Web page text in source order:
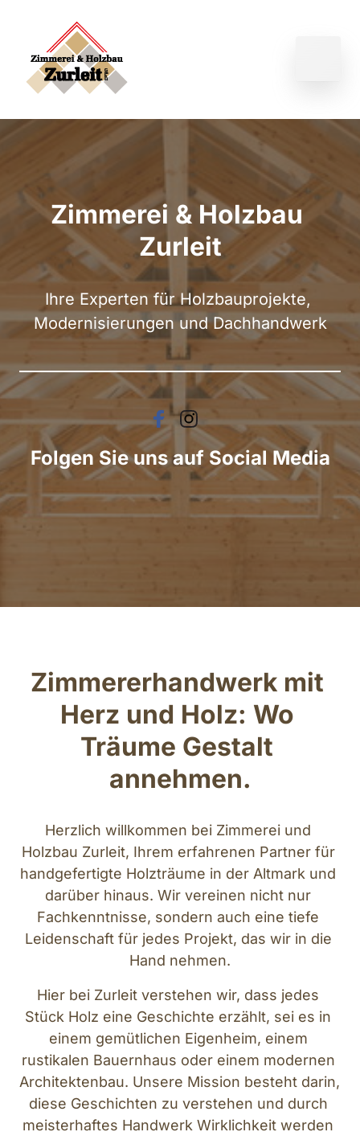
Zimmerei & Holzbau
Zurleit
Ihre Experten für Holzbauprojekte,
Modernisierungen und Dachhandwerk
Folgen Sie uns auf Social Media
Zimmererhandwerk mit
Herz und Holz: Wo
Träume Gestalt
annehmen.
Herzlich willkommen bei Zimmerei und
Holzbau Zurleit, Ihrem erfahrenen Partner für
handgefertigte Holzträume in der Altmark und
darüber hinaus. Wir vereinen nicht nur
Fachkenntnisse, sondern auch eine tiefe
Leidenschaft für jedes Projekt, das wir in die
Hand nehmen.
Hier bei Zurleit verstehen wir, dass jedes
Stück Holz eine Geschichte erzählt, sei es in
einem gemütlichen Eigenheim, einem
rustikalen Bauernhaus oder einem modernen
Architektenbau. Unsere Mission besteht darin,
diese Geschichten zu verstehen und durch
meisterhaftes Handwerk Wirklichkeit werden